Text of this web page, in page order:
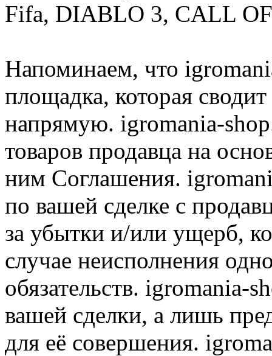
Fifa, DIABLO 3, CALL
Напоминаем, что
площадка, которая
напрямую. igromania-
товаров продавца на
ним Соглашения.
по вашей сделке с
за убытки и/или ущерб,
случае неисполнения
обязательств. igromania-
вашей сделки, а лишь
для её совершения.